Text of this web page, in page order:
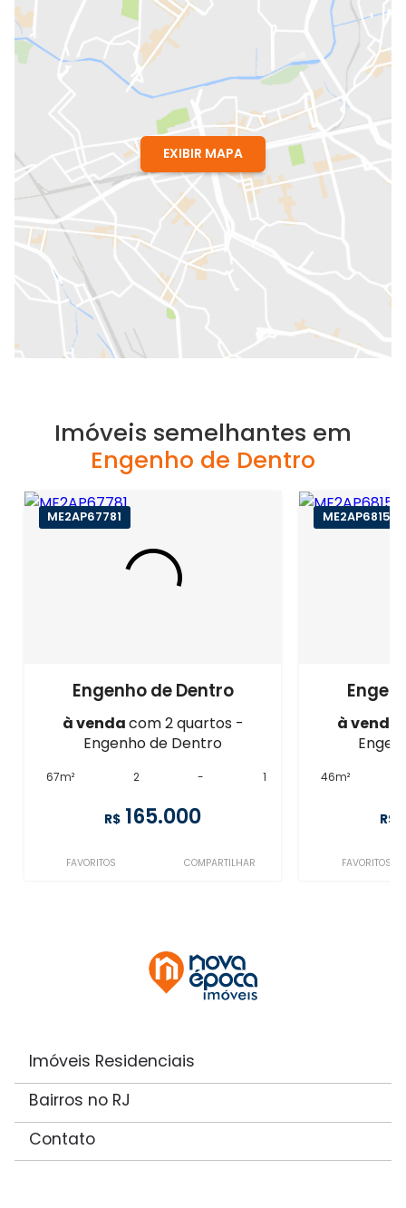
EXIBIR MAPA
Imóveis semelhantes em
Engenho de Dentro
ME2AP67781
Engenho de Dentro
à vendacom 2 quartos -
Engenho de Dentro
67m² 2 - 1
R$ 165.000
FAVORITOS COMPARTILHAR
ME2AP68158
à venda
46m²
R$
FAVORITOS
Imóveis Residenciais
Bairros no RJ
Contato